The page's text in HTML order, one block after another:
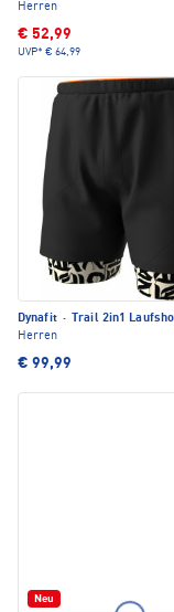
Herren
€ 52,99
UVP* € 64,99
Dynafit ·
Trail 2in1
Herren
€ 99,99
Neu